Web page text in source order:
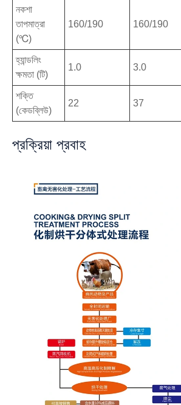
নকশা
তাপমাত্রা
(℃)
160/190 160/190
হ্যান্ডলিং
ক্ষমতা (টি)
1.0 3.0
শক্তি
(কেডব্লিউ)
22 37
প্রক্রিয়া প্রবাহ